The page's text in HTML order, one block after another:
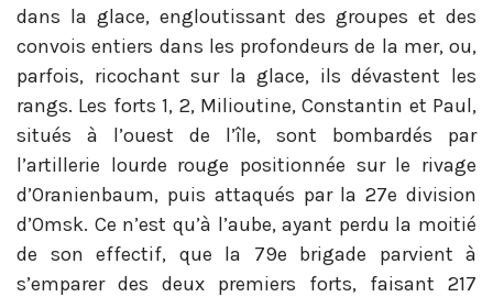
dans la glace, engloutissant des groupes et des
convois entiers dans les profondeurs de la mer, ou,
parfois, ricochant sur la glace, ils dévastent les
rangs. Les forts 1, 2, Milioutine, Constantin et Paul,
situés à l’ouest de l’île, sont bombardés par
l’artillerie lourde rouge positionnée sur le rivage
d’Oranienbaum, puis attaqués par la 27e division
d’Omsk. Ce n’est qu’à l’aube, ayant perdu la moitié
de son effectif, que la 79e brigade parvient à
s’emparer des deux premiers forts, faisant 217